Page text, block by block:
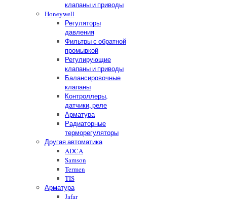
клапаны и приводы
Honeywell
Регуляторы
давления
Фильтры с обратной
промывкой
Регулирующие
клапаны и приводы
Балансировочные
клапаны
Контроллеры,
датчики, реле
Арматура
Радиаторные
терморегуляторы
Другая автоматика
ADCA
Samson
Termen
TIS
Арматура
Jafar